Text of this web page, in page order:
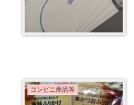
コンビニ商品等